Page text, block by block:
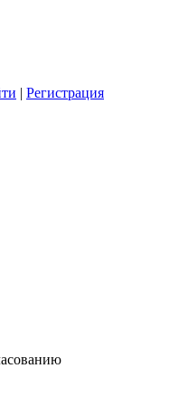
| Регистрация